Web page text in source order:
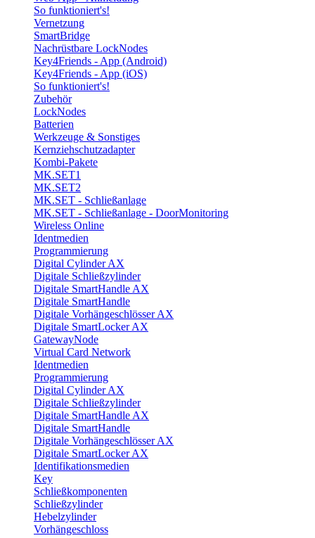
So funktioniert's!
Vernetzung
SmartBridge
Nachrüstbare LockNodes
Key4Friends - App (Android)
Key4Friends - App (iOS)
So funktioniert's!
Zubehör
LockNodes
Batterien
Werkzeuge & Sonstiges
Kernziehschutzadapter
Kombi-Pakete
MK.SET1
MK.SET2
MK.SET - Schließanlage
MK.SET - Schließanlage - DoorMonitoring
Wireless Online
Identmedien
Programmierung
Digital Cylinder AX
Digitale Schließzylinder
Digitale SmartHandle AX
Digitale SmartHandle
Digitale Vorhängeschlösser AX
Digitale SmartLocker AX
GatewayNode
Virtual Card Network
Identmedien
Programmierung
Digital Cylinder AX
Digitale Schließzylinder
Digitale SmartHandle AX
Digitale SmartHandle
Digitale Vorhängeschlösser AX
Digitale SmartLocker AX
Identifikationsmedien
Key
Schließkomponenten
Schließzylinder
Hebelzylinder
Vorhängeschloss